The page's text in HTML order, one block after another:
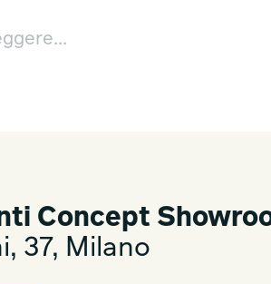
Concept
37, Milano